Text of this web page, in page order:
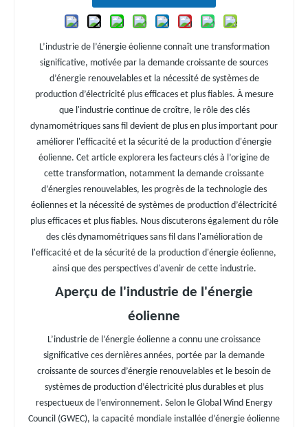
L’industrie de l’énergie éolienne connaît une transformation
significative, motivée par la demande croissante de sources
d’énergie renouvelables et la nécessité de systèmes de
production d’électricité plus efficaces et plus fiables. À mesure
que l'industrie continue de croître, le rôle des clés
dynamométriques sans fil devient de plus en plus important pour
améliorer l'efficacité et la sécurité de la production d'énergie
éolienne. Cet article explorera les facteurs clés à l’origine de
cette transformation, notamment la demande croissante
d’énergies renouvelables, les progrès de la technologie des
éoliennes et la nécessité de systèmes de production d’électricité
plus efficaces et plus fiables. Nous discuterons également du rôle
des clés dynamométriques sans fil dans l'amélioration de
l'efficacité et de la sécurité de la production d'énergie éolienne,
ainsi que des perspectives d'avenir de cette industrie.
Aperçu de l'industrie de l'énergie
éolienne
L’industrie de l’énergie éolienne a connu une croissance
significative ces dernières années, portée par la demande
croissante de sources d’énergie renouvelables et le besoin de
systèmes de production d’électricité plus durables et plus
respectueux de l’environnement. Selon le Global Wind Energy
Council (GWEC), la capacité mondiale installée d’énergie éolienne